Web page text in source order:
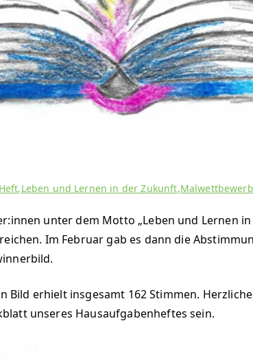
,Leben und Lernen in der Zukunft,Malwettbewerb
unter dem Motto „Leben und Lernen
Im Februar gab es dann die
Bild erhielt insgesamt 162 Stimmen.
unseres Hausaufgabenheftes sein.